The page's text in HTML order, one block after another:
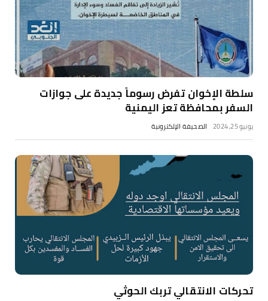
سلطة الإخوان تفرض رسوماً جديدة على جوازات
السفر بمحافظة تعز اليمنية
يونيو 25, 2024 الصحيفة الإلكترونية
تحركات الانتقالي تربك الحوثي